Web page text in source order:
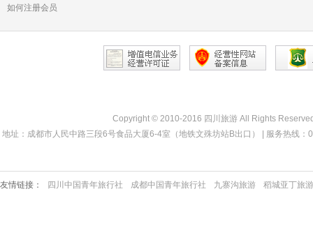
如何注册会员
Copyright © 2010-2016 四川旅游 All Rights
地址：成都市人民中路三段6号食品大厦6-4室（地铁文殊坊站B出口） | 服务热
友情链接： 四川中国青年旅行社 成都中国青年旅行社 九寨沟旅游 稻城亚丁旅游